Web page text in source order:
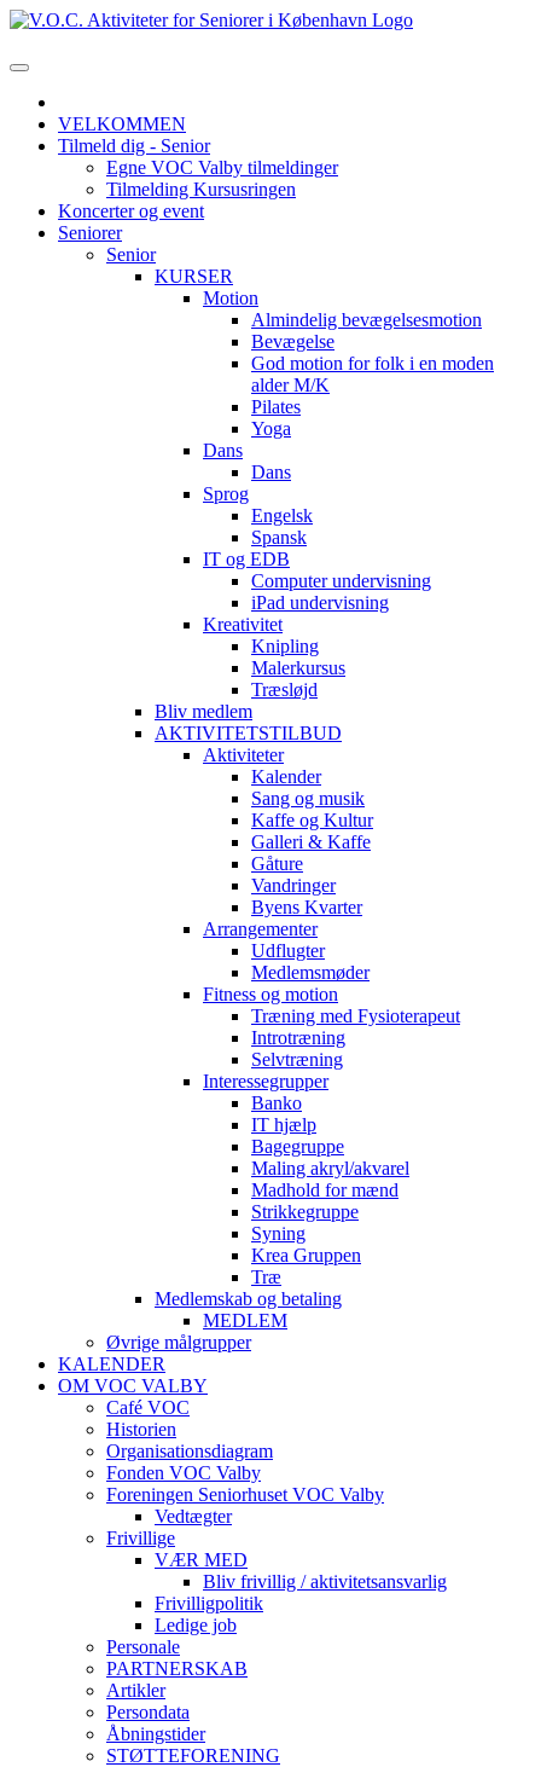
VELKOMMEN
Tilmeld dig - Senior
Egne VOC Valby tilmeldinger
Tilmelding Kursusringen
Koncerter og event
Seniorer
Senior
KURSER
Motion
Almindelig bevægelsesmotion
Bevægelse
God motion for folk i en moden
alder M/K
Pilates
Yoga
Dans
Dans
Sprog
Engelsk
Spansk
IT og EDB
Computer undervisning
iPad undervisning
Kreativitet
Knipling
Malerkursus
Træsløjd
Bliv medlem
AKTIVITETSTILBUD
Aktiviteter
Kalender
Sang og musik
Kaffe og Kultur
Galleri & Kaffe
Gåture
Vandringer
Byens Kvarter
Arrangementer
Udflugter
Medlemsmøder
Fitness og motion
Træning med Fysioterapeut
Introtræning
Selvtræning
Interessegrupper
Banko
IT hjælp
Bagegruppe
Maling akryl/akvarel
Madhold for mænd
Strikkegruppe
Syning
Krea Gruppen
Træ
Medlemskab og betaling
MEDLEM
Øvrige målgrupper
KALENDER
OM VOC VALBY
Café VOC
Historien
Organisationsdiagram
Fonden VOC Valby
Foreningen Seniorhuset VOC Valby
Vedtægter
Frivillige
VÆR MED
Bliv frivillig / aktivitetsansvarlig
Frivilligpolitik
Ledige job
Personale
PARTNERSKAB
Artikler
Persondata
Åbningstider
STØTTEFORENING